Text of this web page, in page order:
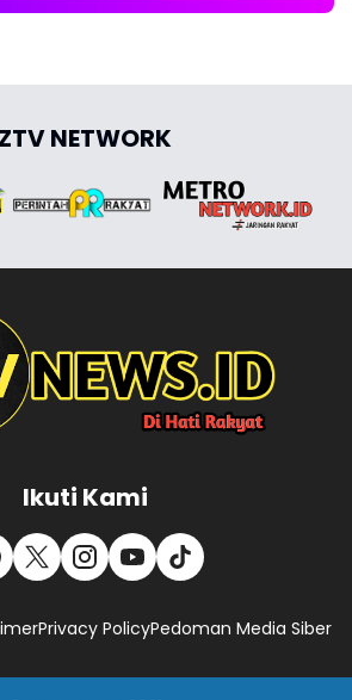
ZTV NETWORK
Ikuti Kami
Privacy PolicyPedoman Media Siber